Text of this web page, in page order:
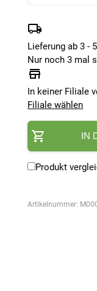
Lieferung ab 3 -
Nur noch 3 mal
In keiner Filiale
Filiale wählen
IN
Produkt
Artikelnummer: